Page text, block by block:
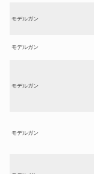
モデルガン
モデルガン
モデルガン
モデルガン